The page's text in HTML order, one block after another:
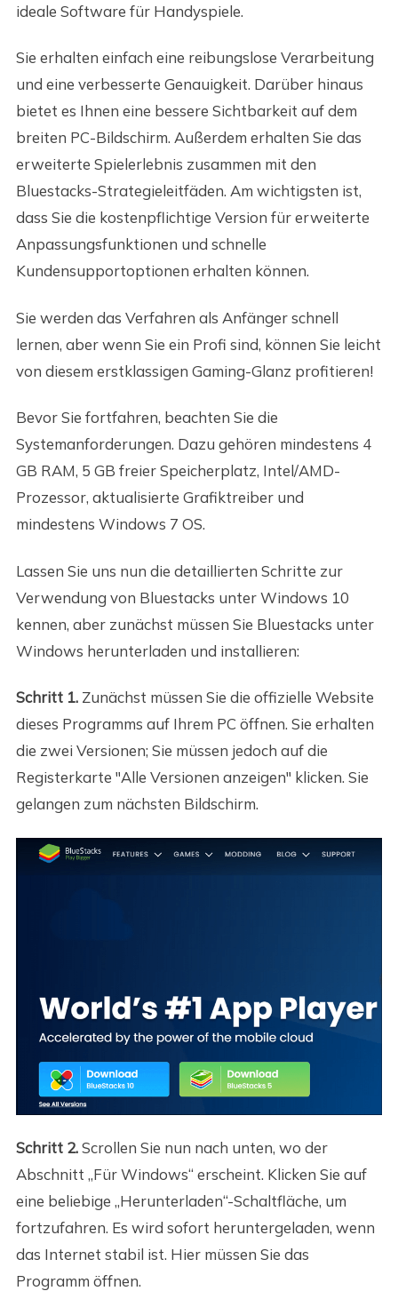
ideale Software für Handyspiele.
Sie erhalten einfach eine reibungslose Verarbeitung
und eine verbesserte Genauigkeit. Darüber hinaus
bietet es Ihnen eine bessere Sichtbarkeit auf dem
breiten PC-Bildschirm. Außerdem erhalten Sie das
erweiterte Spielerlebnis zusammen mit den
Bluestacks-Strategieleitfäden. Am wichtigsten ist,
dass Sie die kostenpflichtige Version für erweiterte
Anpassungsfunktionen und schnelle
Kundensupportoptionen erhalten können.
Sie werden das Verfahren als Anfänger schnell
lernen, aber wenn Sie ein Profi sind, können Sie leicht
von diesem erstklassigen Gaming-Glanz profitieren!
Bevor Sie fortfahren, beachten Sie die
Systemanforderungen. Dazu gehören mindestens 4
GB RAM, 5 GB freier Speicherplatz, Intel/AMD-
Prozessor, aktualisierte Grafiktreiber und
mindestens Windows 7 OS.
Lassen Sie uns nun die detaillierten Schritte zur
Verwendung von Bluestacks unter Windows 10
kennen, aber zunächst müssen Sie Bluestacks unter
Windows herunterladen und installieren:
Schritt 1.Zunächst müssen Sie die offizielle Website
dieses Programms auf Ihrem PC öffnen. Sie erhalten
die zwei Versionen; Sie müssen jedoch auf die
Registerkarte "Alle Versionen anzeigen" klicken. Sie
gelangen zum nächsten Bildschirm.
Schritt 2.Scrollen Sie nun nach unten, wo der
Abschnitt „Für Windows“ erscheint. Klicken Sie auf
eine beliebige „Herunterladen“-Schaltfläche, um
fortzufahren. Es wird sofort heruntergeladen, wenn
das Internet stabil ist. Hier müssen Sie das
Programm öffnen.